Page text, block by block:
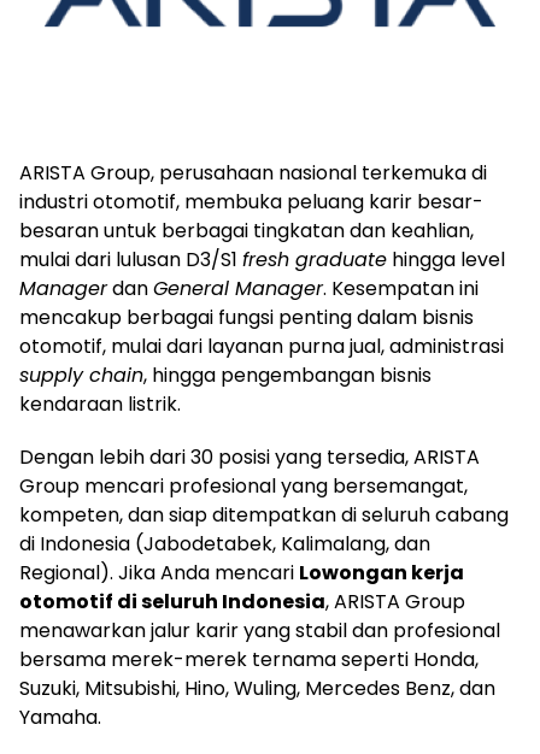
ARISTA Group, perusahaan nasional terkemuka di
industri otomotif, membuka peluang karir besar-
besaran untuk berbagai tingkatan dan keahlian,
mulai dari lulusan D3/S1 fresh graduate hingga level
ManagerdanGeneral Manager. Kesempatan ini
mencakup berbagai fungsi penting dalam bisnis
otomotif, mulai dari layanan purna jual, administrasi
supply chain, hingga pengembangan bisnis
kendaraan listrik.
Dengan lebih dari 30 posisi yang tersedia, ARISTA
Group mencari profesional yang bersemangat,
kompeten, dan siap ditempatkan di seluruh cabang
di Indonesia (Jabodetabek, Kalimalang, dan
Regional). Jika Anda mencari Lowongan kerja
otomotif di seluruh Indonesia, ARISTA Group
menawarkan jalur karir yang stabil dan profesional
bersama merek-merek ternama seperti Honda,
Suzuki, Mitsubishi, Hino, Wuling, Mercedes Benz, dan
Yamaha.